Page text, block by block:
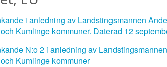
i anledning av Landstingsmannen
Kumlinge kommuner. Daterad 12
N:o 2 i anledning av
Kumlinge kommuner